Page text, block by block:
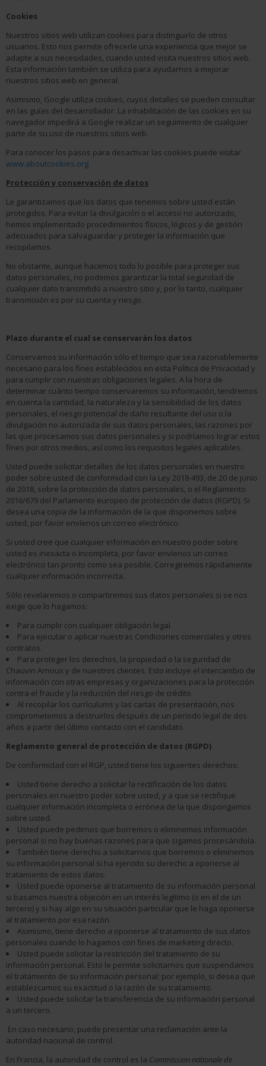
Cookies
Nuestros sitios web utilizan cookies para distinguirlo de otros
usuarios. Esto nos permite ofrecerle una experiencia que mejor se
adapte a sus necesidades, cuando usted visita nuestros sitios web.
Esta información también se utiliza para ayudarnos a mejorar
nuestros sitios web en general.
Asimismo, Google utiliza cookies, cuyos detalles se pueden consultar
en las guías del desarrollador. La inhabilitación de las cookies en su
navegador impedirá a Google realizar un seguimiento de cualquier
parte de su uso de nuestros sitios web.
Para conocer los pasos para desactivar las cookies puede visitar
www.aboutcookies.org
Protección y conservación de datos
Le garantizamos que los datos que tenemos sobre usted están
protegidos. Para evitar la divulgación o el acceso no autorizado,
hemos implementado procedimientos físicos, lógicos y de gestión
adecuados para salvaguardar y proteger la información que
recopilamos.
No obstante, aunque hacemos todo lo posible para proteger sus
datos personales, no podemos garantizar la total seguridad de
cualquier dato transmitido a nuestro sitio y, por lo tanto, cualquier
transmisión es por su cuenta y riesgo.
Plazo durante el cual se conservarán los datos
Conservamos su información sólo el tiempo que sea razonablemente
necesario para los fines establecidos en esta Política de Privacidad y
para cumplir con nuestras obligaciones legales. A la hora de
determinar cuánto tiempo conservaremos su información, tendremos
en cuenta la cantidad, la naturaleza y la sensibilidad de los datos
personales, el riesgo potencial de daño resultante del uso o la
divulgación no autorizada de sus datos personales, las razones por
las que procesamos sus datos personales y si podríamos lograr estos
fines por otros medios, así como los requisitos legales aplicables.
Usted puede solicitar detalles de los datos personales en nuestro
poder sobre usted de conformidad con la Ley 2018-493, de 20 de junio
de 2018, sobre la protección de datos personales, o el Reglamento
2016/679 del Parlamento europeo de protección de datos (RGPD). Si
desea una copia de la información de la que disponemos sobre
usted, por favor envíenos un correo electrónico.
Si usted cree que cualquier información en nuestro poder sobre
usted es inexacta o incompleta, por favor envíenos un correo
electrónico tan pronto como sea posible. Corregiremos rápidamente
cualquier información incorrecta.
Sólo revelaremos o compartiremos sus datos personales si se nos
exige que lo hagamos:
Para cumplir con cualquier obligación legal.
Para ejecutar o aplicar nuestras Condiciones comerciales y otros
contratos.
Para proteger los derechos, la propiedad o la seguridad de
Chauvin Arnoux y de nuestros clientes. Esto incluye el intercambio de
información con otras empresas y organizaciones para la protección
contra el fraude y la reducción del riesgo de crédito.
Al recopilar los currículums y las cartas de presentación, nos
comprometemos a destruirlos después de un período legal de dos
años a partir del último contacto con el candidato.
Reglamento general de protección de datos (RGPD)
De conformidad con el RGP, usted tiene los siguientes derechos:
Usted tiene derecho a solicitar la rectificación de los datos
personales en nuestro poder sobre usted, y a que se rectifique
cualquier información incompleta o errónea de la que dispongamos
sobre usted.
Usted puede pedirnos que borremos o eliminemos información
personal si no hay buenas razones para que sigamos procesándola.
También tiene derecho a solicitarnos que borremos o eliminemos
su información personal si ha ejercido su derecho a oponerse al
tratamiento de estos datos.
Usted puede oponerse al tratamiento de su información personal
si basamos nuestra objeción en un interés legítimo (o en el de un
tercero) y si hay algo en su situación particular que le haga oponerse
al tratamiento por esa razón.
Asimismo, tiene derecho a oponerse al tratamiento de sus datos
personales cuando lo hagamos con fines de marketing directo.
Usted puede solicitar la restricción del tratamiento de su
información personal. Esto le permite solicitarnos que suspendamos
el tratamiento de su información personal; por ejemplo, si desea que
establezcamos su exactitud o la razón de su tratamiento.
Usted puede solicitar la transferencia de su información personal
a un tercero.
En caso necesario, puede presentar una reclamación ante la
autoridad nacional de control.
En Francia, la autoridad de control es la Commission nationale de